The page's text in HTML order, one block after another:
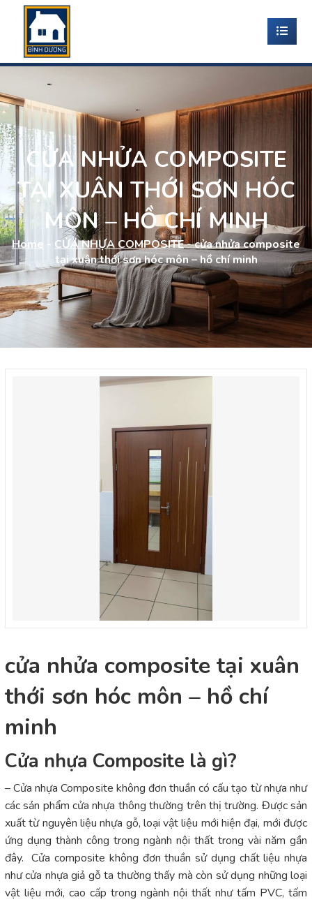
CỬA NHỬA COMPOSITE
TẠI XUÂN THỚI SƠN HÓC
MÔN – HỒ CHÍ MINH
Home - CỬA NHỰA COMPOSITE-cửa nhửa composite
tại xuân thới sơn hóc môn – hồ chí minh
cửa nhửa composite tại xuân
thới sơn hóc môn – hồ chí
minh
Cửa nhựa Composite là gì?
– Cửa nhựa Composite không đơn thuần có cấu tạo từ nhựa như
các sản phẩm cửa nhựa thông thường trên thị trường. Được sản
xuất từ nguyên liệu nhựa gỗ, loại vật liệu mới hiện đại, mới được
ứng dụng thành công trong ngành nội thất trong vài năm gần
đây. Cửa composite không đơn thuần sử dụng chất liệu nhựa
như cửa nhựa giả gỗ ta thường thấy mà còn sử dụng những loại
vật liệu mới, cao cấp trong ngành nội thất như tấm PVC, tấm